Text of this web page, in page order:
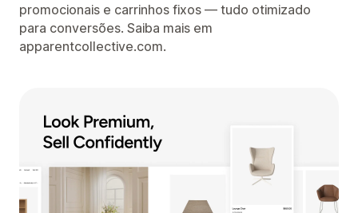
promocionais e carrinhos fixos — tudo otimizado
para conversões. Saiba mais em
apparentcollective.com.